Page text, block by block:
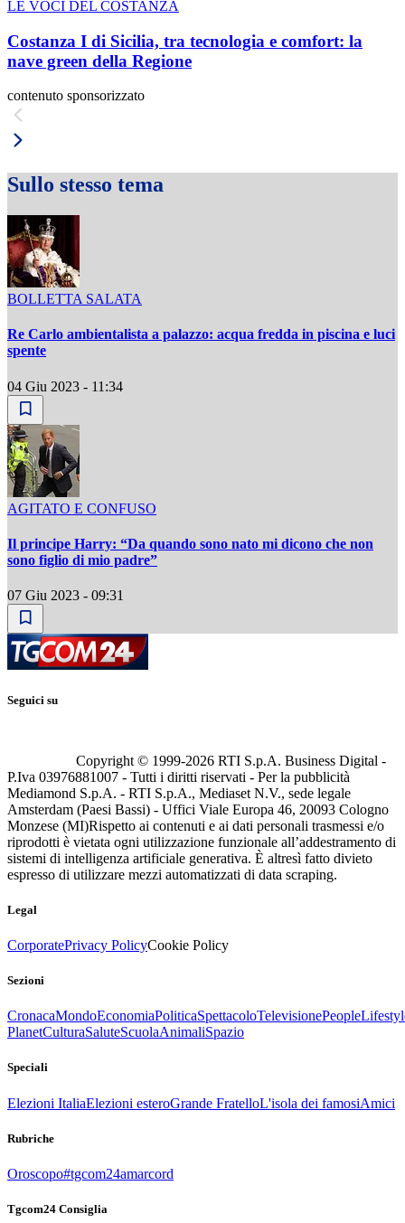
LE VOCI DEL COSTANZA
Costanza I di Sicilia, tra tecnologia e comfort: la
nave green della Regione
contenuto sponsorizzato
Sullo stesso tema
BOLLETTA SALATA
Re Carlo ambientalista a palazzo: acqua fredda in piscina e luci
spente
04 Giu 2023 - 11:34
AGITATO E CONFUSO
Il principe Harry: “Da quando sono nato mi dicono che non
sono figlio di mio padre”
07 Giu 2023 - 09:31
Seguici su
Copyright © 1999-2026 RTI S.p.A. Business Digital -
P.Iva 03976881007 - Tutti i diritti riservati - Per la pubblicità
Mediamond S.p.A. - RTI S.p.A., Mediaset N.V., sede legale
Amsterdam (Paesi Bassi) - Uffici Viale Europa 46, 20093 Cologno
Monzese (MI)Rispetto ai contenuti e ai dati personali trasmessi e/o
riprodotti è vietata ogni utilizzazione funzionale all’addestramento di
sistemi di intelligenza artificiale generativa. È altresì fatto divieto
espresso di utilizzare mezzi automatizzati di data scraping.
Legal
CorporatePrivacy PolicyCookie Policy
Sezioni
CronacaMondoEconomiaPoliticaSpettacoloTelevisionePeople
PlanetCulturaSaluteScuolaAnimaliSpazio
Speciali
Elezioni ItaliaElezioni esteroGrande FratelloL'isola dei famosiAmici
Rubriche
Oroscopo#tgcom24amarcord
Tgcom24 Consiglia